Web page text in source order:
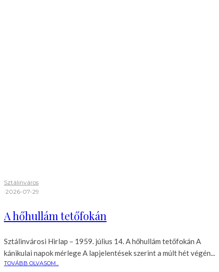
Sztálinváros
·2026-07-29
A hőhullám tetőfokán
Sztálinvárosi Hirlap – 1959. július 14. A hőhullám tetőfokán A
kánikulai napok mérlege A lapjelentések szerint a múlt hét végén...
TOVÁBB OLVASOM...